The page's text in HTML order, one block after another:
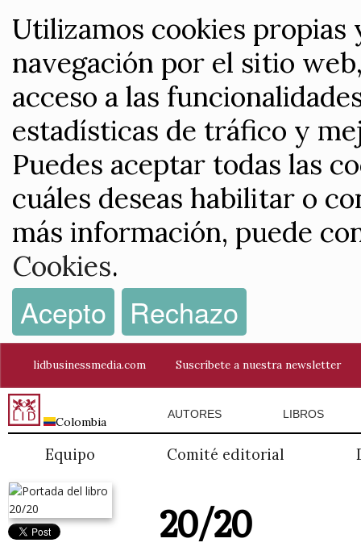
Utilizamos cookies
navegación por el sitio
acceso a las
estadísticas de tráfico y
Puedes aceptar todas las
cuáles deseas habilitar o
más información, puede
Cookies.
Acepto Rechazo
lidbusinessmedia.com Suscríbete a nuestra newsletter
Colombia
AUTORES LIBROS
Equipo Comité editorial
20/20